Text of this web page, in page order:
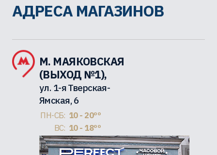
АДРЕСА МАГАЗИНОВ
М. МАЯКОВСКАЯ
(ВЫХОД №1),
ул. 1-я Тверская-
Ямская, 6
ПН-СБ: 10 - 20ºº
ВС: 10 - 18ºº